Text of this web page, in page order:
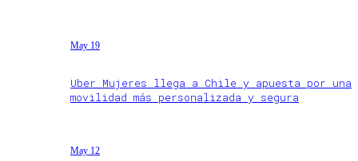
May 19
Uber Mujeres llega a Chile y apuesta por una
movilidad más personalizada y segura
May 12